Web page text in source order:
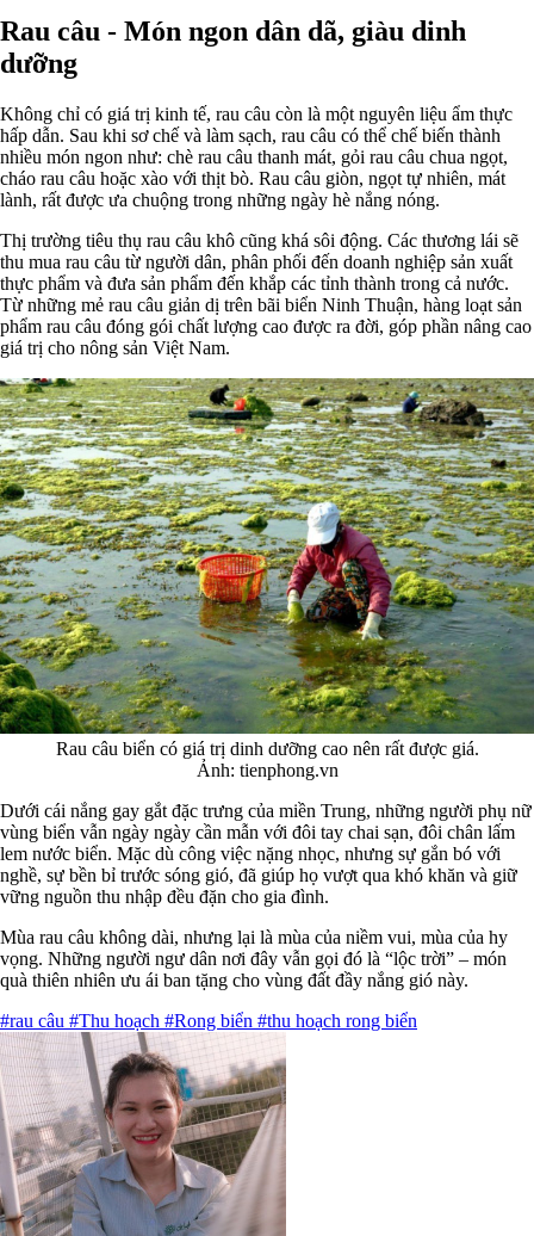
Rau câu - Món ngon dân dã, giàu dinh
dưỡng
Không chỉ có giá trị kinh tế, rau câu còn là một nguyên liệu ẩm thực
hấp dẫn. Sau khi sơ chế và làm sạch, rau câu có thể chế biến thành
nhiều món ngon như: chè rau câu thanh mát, gỏi rau câu chua ngọt,
cháo rau câu hoặc xào với thịt bò. Rau câu giòn, ngọt tự nhiên, mát
lành, rất được ưa chuộng trong những ngày hè nắng nóng.
Thị trường tiêu thụ rau câu khô cũng khá sôi động. Các thương lái sẽ
thu mua rau câu từ người dân, phân phối đến doanh nghiệp sản xuất
thực phẩm và đưa sản phẩm đến khắp các tỉnh thành trong cả nước.
Từ những mẻ rau câu giản dị trên bãi biển Ninh Thuận, hàng loạt sản
phẩm rau câu đóng gói chất lượng cao được ra đời, góp phần nâng cao
giá trị cho nông sản Việt Nam.
Rau câu biển có giá trị dinh dưỡng cao nên rất được giá.
Ảnh: tienphong.vn
Dưới cái nắng gay gắt đặc trưng của miền Trung, những người phụ nữ
vùng biển vẫn ngày ngày cần mẫn với đôi tay chai sạn, đôi chân lấm
lem nước biển. Mặc dù công việc nặng nhọc, nhưng sự gắn bó với
nghề, sự bền bỉ trước sóng gió, đã giúp họ vượt qua khó khăn và giữ
vững nguồn thu nhập đều đặn cho gia đình.
Mùa rau câu không dài, nhưng lại là mùa của niềm vui, mùa của hy
vọng. Những người ngư dân nơi đây vẫn gọi đó là “lộc trời” – món
quà thiên nhiên ưu ái ban tặng cho vùng đất đầy nắng gió này.
#rau câu #Thu hoạch #Rong biển #thu hoạch rong biển